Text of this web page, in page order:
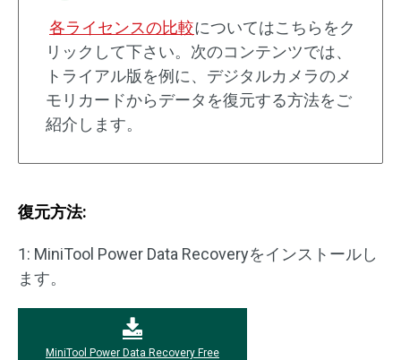
各ライセンスの比較についてはこちらをク
リックして下さい。次のコンテンツでは、
トライアル版を例に、デジタルカメラのメ
モリカードからデータを復元する方法をご
紹介します。
復元方法:
1: MiniTool Power Data Recoveryをインストールし
ます。
MiniTool Power Data Recovery Free